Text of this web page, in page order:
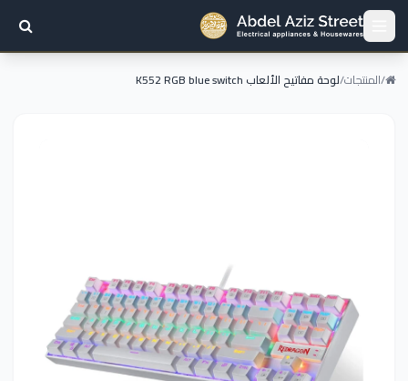
/المنتجات/لوحة مفاتيح الألعاب K552 RGB blue switch